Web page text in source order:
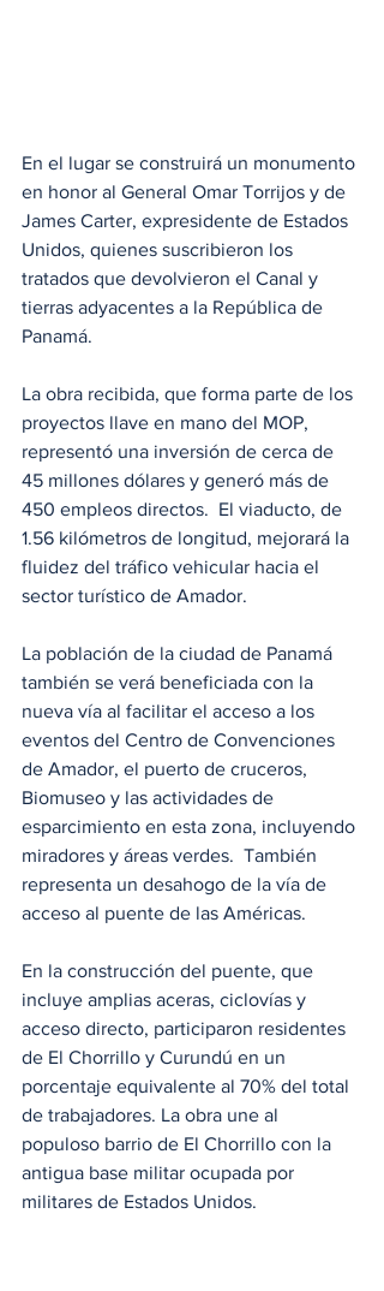
En el lugar se construirá un monumento
en honor al General Omar Torrijos y de
James Carter, expresidente de Estados
Unidos, quienes suscribieron los
tratados que devolvieron el Canal y
tierras adyacentes a la República de
Panamá.
La obra recibida, que forma parte de los
proyectos llave en mano del MOP,
representó una inversión de cerca de
45 millones dólares y generó más de
450 empleos directos.  El viaducto, de
1.56 kilómetros de longitud, mejorará la
fluidez del tráfico vehicular hacia el
sector turístico de Amador.
La población de la ciudad de Panamá
también se verá beneficiada con la
nueva vía al facilitar el acceso a los
eventos del Centro de Convenciones
de Amador, el puerto de cruceros,
Biomuseo y las actividades de
esparcimiento en esta zona, incluyendo
miradores y áreas verdes.  También
representa un desahogo de la vía de
acceso al puente de las Américas.
En la construcción del puente, que
incluye amplias aceras, ciclovías y
acceso directo, participaron residentes
de El Chorrillo y Curundú en un
porcentaje equivalente al 70% del total
de trabajadores. La obra une al
populoso barrio de El Chorrillo con la
antigua base militar ocupada por
militares de Estados Unidos.